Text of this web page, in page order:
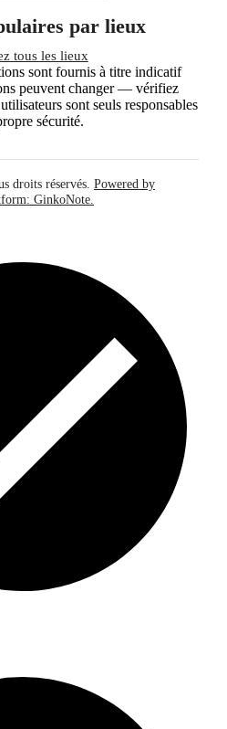
par lieux
tous les lieux
sont fournis à titre indicatif
peuvent changer — vérifiez
sont seuls responsables
sécurité.
droits réservés. Powered by
GinkoNote.